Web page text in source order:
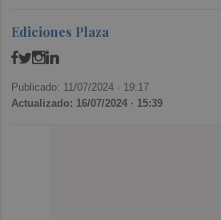
Ediciones Plaza
Publicado: 11/07/2024 · 19:17
Actualizado: 16/07/2024 · 15:39